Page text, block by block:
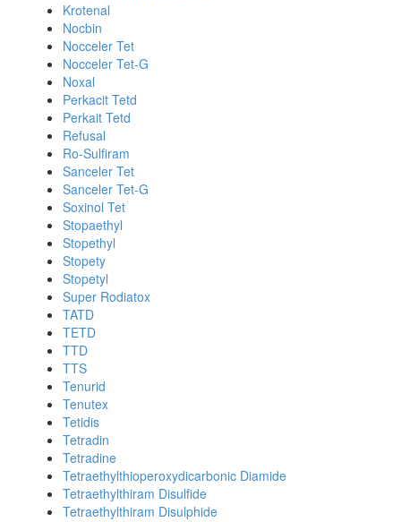
Krotenal
Nocbin
Nocceler Tet
Nocceler Tet-G
Noxal
Perkacit Tetd
Perkait Tetd
Refusal
Ro-Sulfiram
Sanceler Tet
Sanceler Tet-G
Soxinol Tet
Stopaethyl
Stopethyl
Stopety
Stopetyl
Super Rodiatox
TATD
TETD
TTD
TTS
Tenurid
Tenutex
Tetidis
Tetradin
Tetradine
Tetraethylthioperoxydicarbonic Diamide
Tetraethylthiram Disulfide
Tetraethylthiram Disulphide